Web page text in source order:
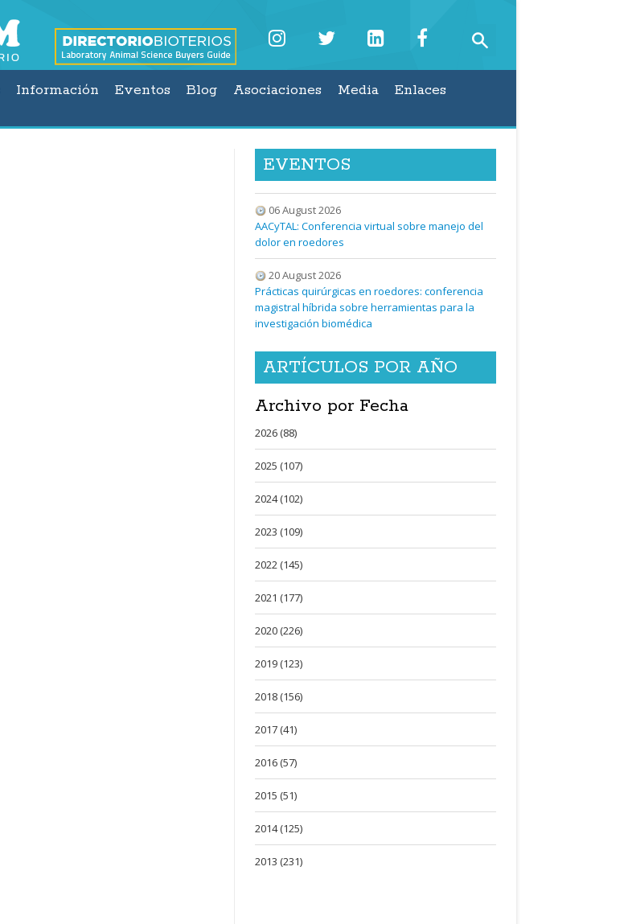
Información Eventos Blog Asociaciones Media
Enlaces
EVENTOS
06 August 2026
AACyTAL: Conferencia virtual sobre manejo del
dolor en roedores
20 August 2026
Prácticas quirúrgicas en roedores: conferencia
magistral híbrida sobre herramientas para la
investigación biomédica
ARTÍCULOS POR AÑO
Archivo por Fecha
2026 (88)
2025 (107)
2024 (102)
2023 (109)
2022 (145)
2021 (177)
2020 (226)
2019 (123)
2018 (156)
2017 (41)
2016 (57)
2015 (51)
2014 (125)
2013 (231)